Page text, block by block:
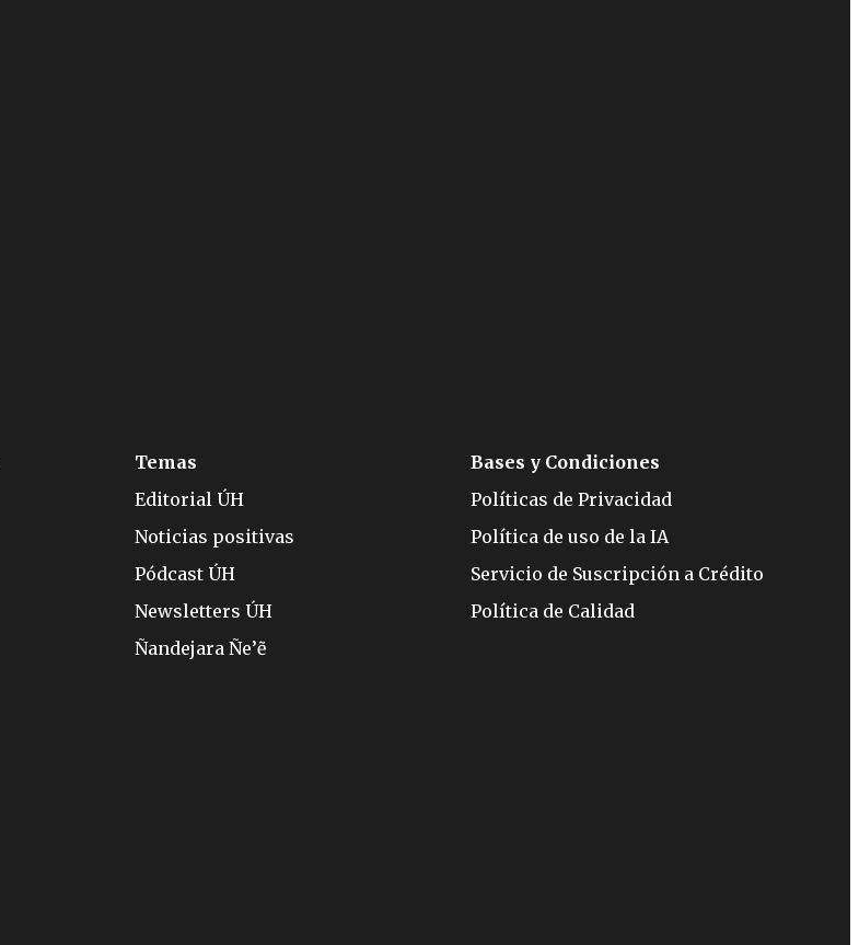
Temas
Editorial ÚH
Noticias positivas
Pódcast ÚH
Newsletters ÚH
Ñandejara Ñe’ẽ
Bases y Condiciones
Políticas de Privacidad
Política de uso de la IA
Servicio de Suscripción a Crédito
Política de Calidad